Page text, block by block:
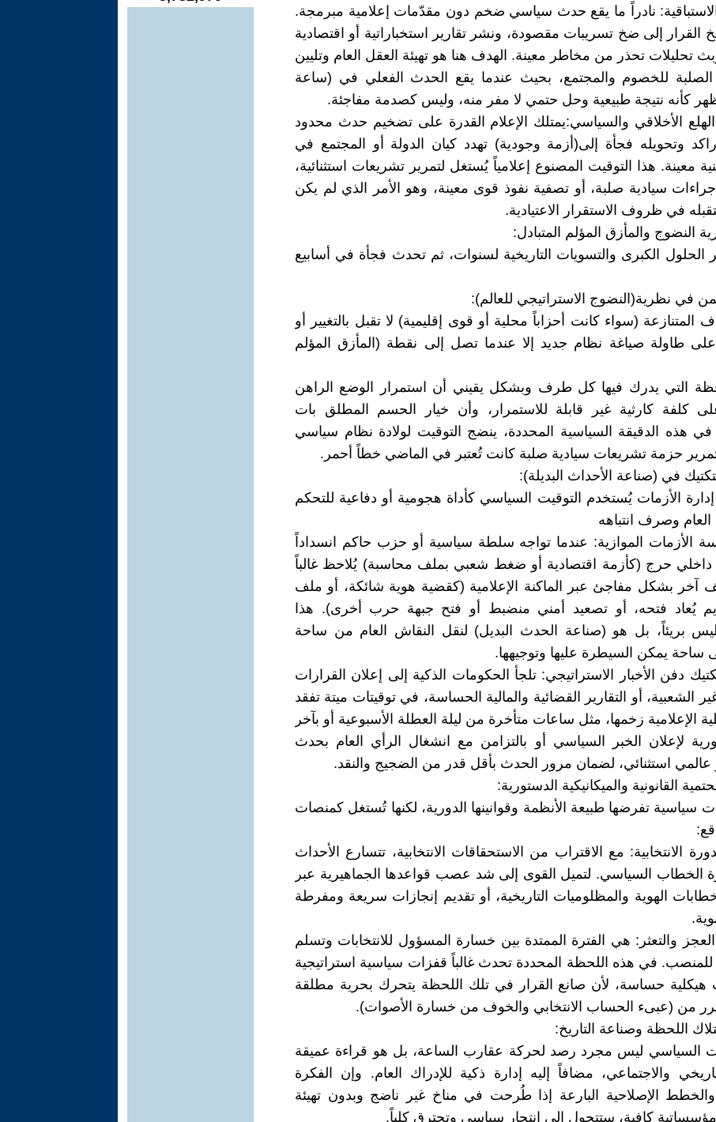
الاستباقية: نادراً ما يقع حدث سياسي ضخم دون مقدّمات إعلامية مبرمجة.
القرار إلى ضخ تسريبات مقصودة، ونشر تقارير استخباراتية أو اقتصادية
تحليلات تحذر من مخاطر معينة. الهدف هنا هو تهيئة العقل العام وتليين
الصلبة للخصوم والمجتمع، بحيث عندما يقع الحدث الفعلي في (ساعة
كأنه نتيجة طبيعية وحل حتمي لا مفر منه، وليس كصدمة مفاجئة.
الهلع الأخلاقي والسياسي:يمتلك الإعلام القدرة على تضخيم حدث محدود
وتحويله فجأة إلى(أزمة وجودية) تهدد كيان الدولة أو المجتمع في
معينة. هذا التوقيت المصنوع إعلامياً يُستغل لتمرير تشريعات استثنائية،
إجراءات سيادية صلبة، أو تصفية نفوذ قوى معينة، وهو الأمر الذي لم يكن
في ظروف الاستقرار الاعتيادية.
النضوج والمأزق المؤلم المتبادل:
الحلول الكبرى والتسويات التاريخية لسنوات، ثم تحدث فجأة في أسابيع
في نظرية(النضوج الاستراتيجي للعالم):
المتنازعة (سواء كانت أحزاباً محلية أو قوى إقليمية) لا تقبل بالتغيير أو
طاولة صياغة نظام جديد إلا عندما تصل إلى نقطة (المأزق المؤلم
التي يدرك فيها كل طرف وبشكل يقيني أن استمرار الوضع الراهن
كلفة كارثية غير قابلة للاستمرار، وأن خيار الحسم المطلق بات
في هذه الدقيقة السياسية المحددة، ينضج التوقيت لولادة نظام سياسي
تمرير حزمة تشريعات سيادية صلبة كانت تُعتبر في الماضي خطاً أحمر.
في (صناعة الأحداث البديلة):
الأزمات يُستخدم التوقيت السياسي كأداة هجومية أو دفاعية للتحكم
وصرف انتباهه
الأزمات الموازية: عندما تواجه سلطة سياسية أو حزب حاكم انسداداً
حرج (كأزمة اقتصادية أو ضغط شعبي بملف محاسبة) يُلاحظ غالباً
آخر بشكل مفاجئ عبر الماكنة الإعلامية (كقضية هوية شائكة، أو ملف
يُعاد فتحه، أو تصعيد أمني منضبط أو فتح جبهة حرب أخرى). هذا
ليس بريئاً، بل هو (صناعة الحدث البديل) لنقل النقاش العام من ساحة
ساحة يمكن السيطرة عليها وتوجيهها.
دفن الأخبار الاستراتيجي: تلجأ الحكومات الذكية إلى إعلان القرارات
الشعبية، أو التقارير القضائية والمالية الحساسة، في توقيتات ميتة تفقد
الإعلامية زخمها، مثل ساعات متأخرة من ليلة العطلة الأسبوعية أو بآخر
لإعلان الخبر السياسي أو بالتزامن مع انشغال الرأي العام بحدث
عالمي استثنائي، لضمان مرور الحدث بأقل قدر من الضجيج والنقد.
القانونية والميكانيكية الدستورية:
سياسية تفرضها طبيعة الأنظمة وقوانينها الدورية، لكنها تُستغل كمنصات
الانتخابية: مع الاقتراب من الاستحقاقات الانتخابية، تتسارع الأحداث
الخطاب السياسي. لتميل القوى إلى شد عصب قواعدها الجماهيرية عبر
الهوية والمظلوميات التاريخية، أو تقديم إنجازات سريعة ومفرطة
والتعثر: هي الفترة الممتدة بين خسارة المسؤول للانتخابات وتسلم
في هذه اللحظة المحددة تحدث غالباً قفزات سياسية استراتيجية
هيكلية حساسة، لأن صانع القرار في تلك اللحظة يتحرك بحرية مطلقة
من (عبىء الحساب الانتخابي والخوف من خسارة الأصوات).
اللحظة وصناعة التاريخ:
السياسي ليس مجرد رصد لحركة عقارب الساعة، بل هو قراءة عميقة
والاجتماعي، مضافاً إليه إدارة ذكية للإدراك العام. وإن الفكرة
والخطط الإصلاحية البارعة إذا طُرحت في مناخ غير ناضج وبدون تهيئة
كافية، ستتحول إلى انتحار سياسي وتحترق كلياً.